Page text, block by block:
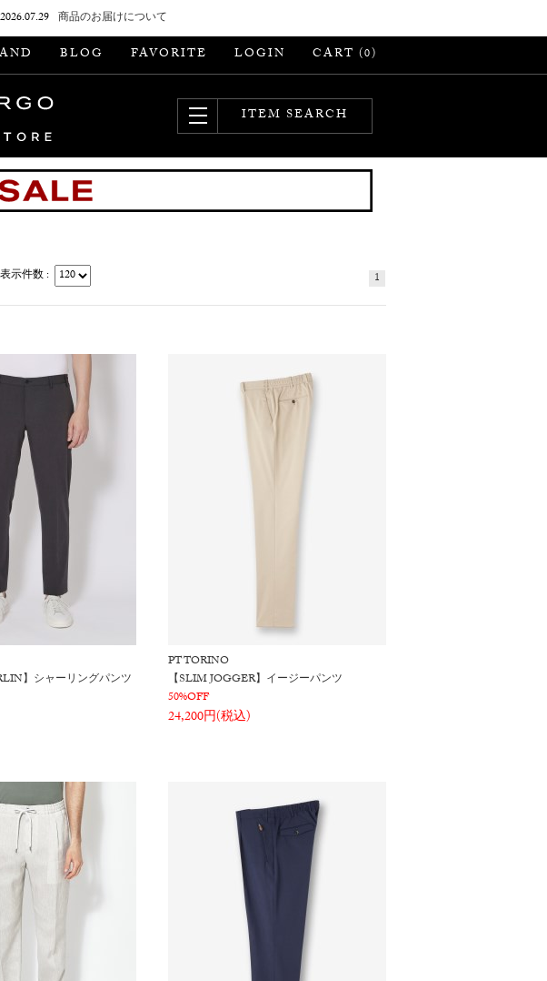
2026.07.29 商品のお届けについて
BLOG FAVORITE LOGIN CART (0)
ITEM SEARCH
表示件数 : 1
】シャーリングパンツ
PT TORINO
【SLIM JOGGER】イージーパンツ
50%OFF
24,200円(税込)